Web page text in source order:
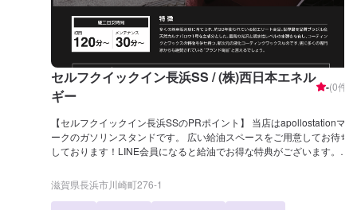
セルフクイックイン長浜SS / (株)西日本エネル
ギー
-(0件)
【セルフクイックイン長浜SSのPRポイント】 当店はapollostationマ
ークのガソリンスタンドです。 広い給油スペースをご用意してお待ち
しております！LINE会員になると給油でお得な特典がございます。
業時間】 [メンテナンス受付時間] 全日：9：00〜18：30 [給油営業時
間] 全日：24h営業 【サービスルームの詳細】 ✅トイレ ✅自販機 ✅喫
滋賀県長浜市川崎町276-1